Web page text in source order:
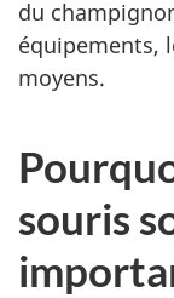
du
équipements,
moyens.
souris